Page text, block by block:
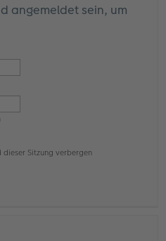
angemeldet sein, um
dieser Sitzung verbergen